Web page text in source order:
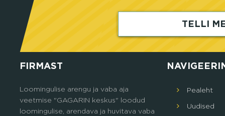
TELLI
FIRMAST
Loomingulise arengu ja vaba aja
veetmise "GAGARIN keskus" loodud
loomingulise, arendava ja huvitava vaba
Pealeht
Uudised